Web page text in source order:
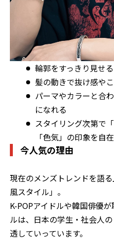
輪郭をすっきり見せ
髪の動きで抜け感や
パーマやカラーと合
になれる
スタイリング次第で
「色気」の印象を自
今人気の理由
現在のメンズトレンドを語
風スタイル」。
K-POPアイドルや韓国俳優
ルは、日本の学生・社会人
透していっています。